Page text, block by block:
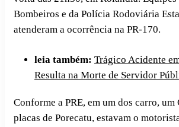
Bombeiros e da Polícia Rodoviária
atenderam a ocorrência na PR-170.
leia também: Trágico Acidente
Resulta na Morte de Servidor
Conforme a PRE, em um dos carro,
placas de Porecatu, estavam o